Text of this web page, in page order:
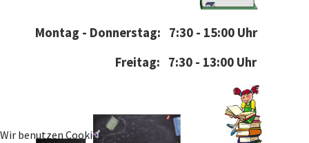
Montag - Donnerstag: 7:30 - 15:00 Uhr
Freitag: 7:30 - 13:00 Uhr
Wir benutzen Cookies